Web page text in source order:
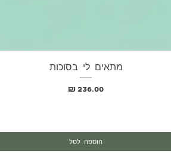
תצוגה מהירה
מתאים לי בסוכות
מחיר
הוספה לסל